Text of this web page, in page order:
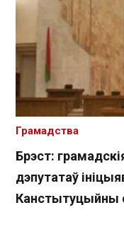
Брэст:
дэпутатаў
Канстытуцыйны
Грамадства